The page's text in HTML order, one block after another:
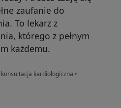
zaufanie do
To lekarz z
którego z pełnym
każdemu.
konsultacja kardiologiczna •